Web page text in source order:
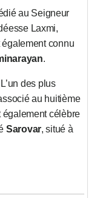
au Seigneur
Laxmi,
connu
.
des plus
au huitième
également célèbre
Sarovar, situé à